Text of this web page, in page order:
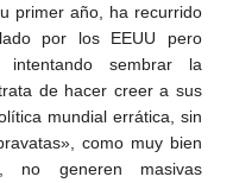
primer año, ha recurrido
por los EEUU pero
intentando sembrar la
de hacer creer a sus
mundial errática, sin
como muy bien
, no generen masivas